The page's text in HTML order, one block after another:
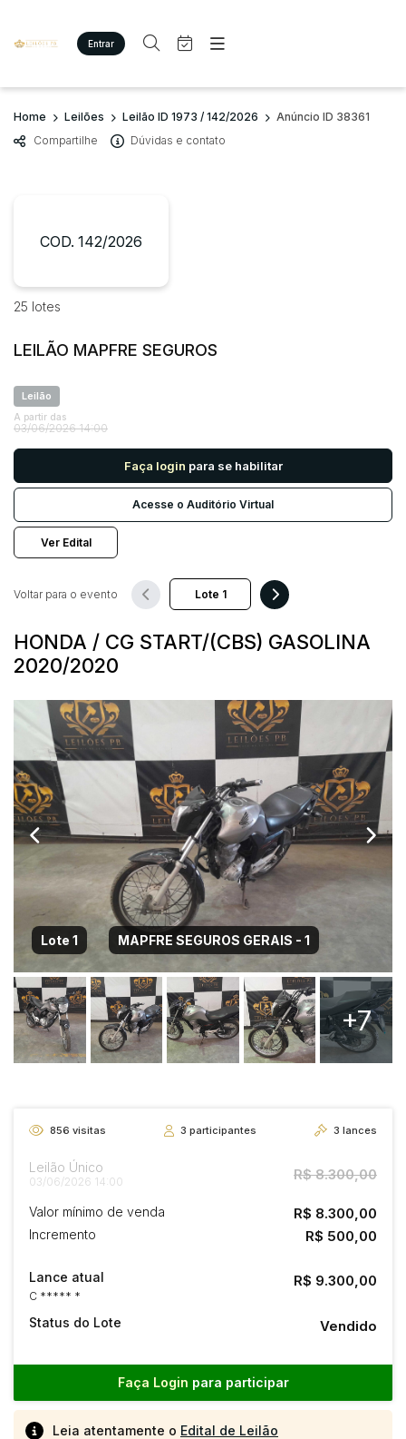
Entrar
Criar conta Entrar
Site
Agenda
Quem Somos
Imóveis
Veículos
Carros
Utilitário
Busca por palavra-chave
Bairro
Judiciais Extrajudiciais
R$
Quem Somos
Home Leilões Leilão ID 1973 / 142/2026
Anúncio ID 38361
Compartilhe
Dúvidas e contato
COD. 142/2026
25 lotes
LEILÃO MAPFRE SEGUROS
Leilão
A partir das
03/06/2026 14:00
Faça login para se habilitar
Acesse o Auditório Virtual
Ver Edital
HONDA / CG START/(CBS) GASOLINA
2020/2020
Voltar para o evento
Lote 1 MAPFRE SEGUROS GERAIS - 1
+7
856 visitas 3 participantes 3 lances
Leilão Único
03/06/2026 14:00 R$ 8.300,00
Valor mínimo de venda R$ 8.300,00
Incremento R$ 500,00
Lance atual
C ***** *
R$ 9.300,00
Status do Lote Vendido
Faça Login para participar
Leia atentamente o Edital de Leilão